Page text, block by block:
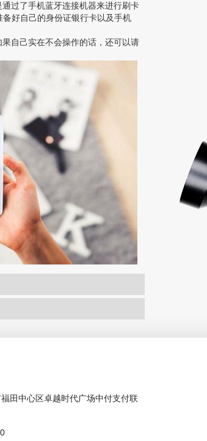
过了手机蓝牙连接机器来进行刷卡
好自己的身份证银行卡以及手机
自己实在不会操作的话，还可以请
田中心区卓越时代广场中付支付联